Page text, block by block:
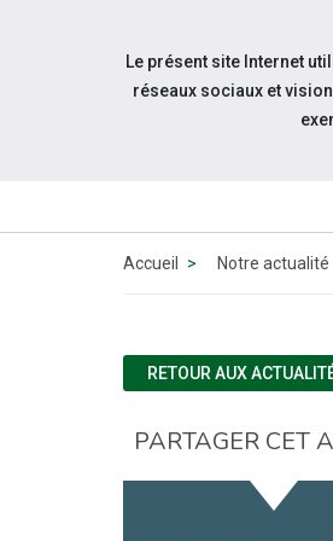
Aller au contenu
Accueil Notre actualité
RETOUR AUX
PARTAGER CET
Le présent site Internet
réseaux sociaux et